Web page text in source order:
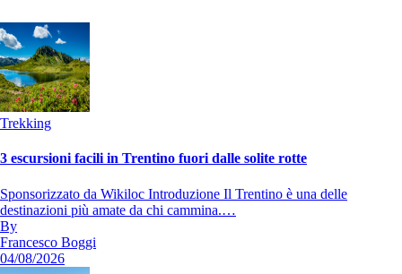
Trekking
3 escursioni facili in Trentino fuori dalle solite rotte
Sponsorizzato da Wikiloc Introduzione Il Trentino è una delle
destinazioni più amate da chi cammina.…
By
Francesco Boggi
04/08/2026